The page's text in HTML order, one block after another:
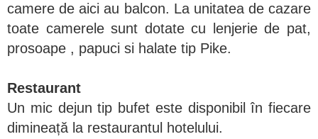
camere de aici au balcon. La unitatea de cazare
toate camerele sunt dotate cu lenjerie de pat,
prosoape , papuci si halate tip Pike.
Restaurant
Un mic dejun tip bufet este disponibil în fiecare
dimineață la restaurantul hotelului.